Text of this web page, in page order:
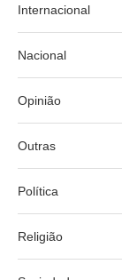
Internacional
Nacional
Opinião
Outras
Política
Religião